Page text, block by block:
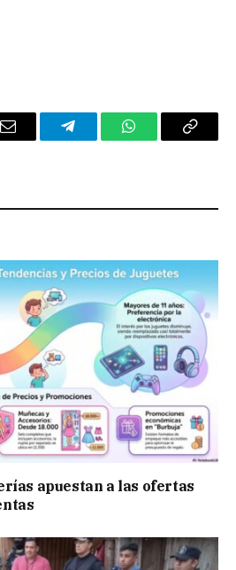
Email TelegramWhatsAppCopy
apuestan a las ofertas